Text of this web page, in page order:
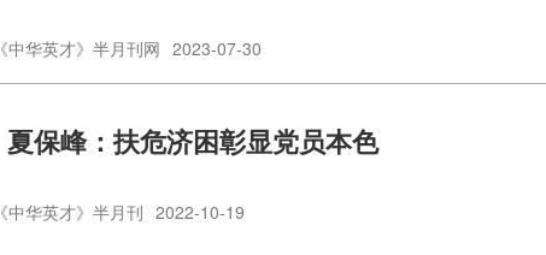
《中华英才》半月刊网 2023-07-30
夏保峰：扶危济困彰显党员本色
《中华英才》半月刊 2022-10-19